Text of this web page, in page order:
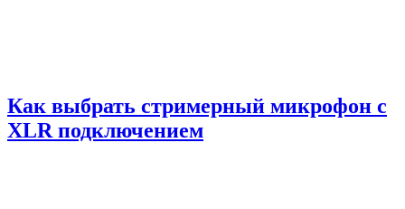
Как выбрать стримерный микрофон с
XLR подключением